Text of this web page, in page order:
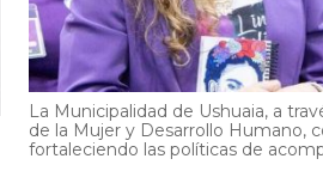
La Municipalidad de Ushuaia, a
de la Mujer y Desarrollo Humano,
fortaleciendo las políticas de